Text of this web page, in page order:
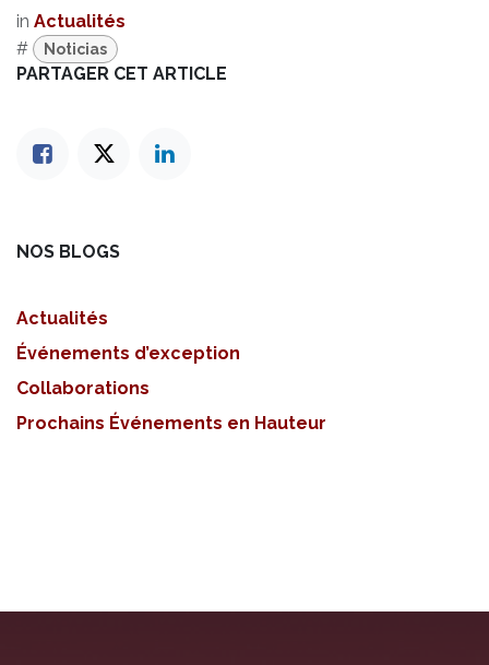
in Actualités
#
Noticias
PARTAGER CET ARTICLE
NOS BLOGS
Actualités
Événements d’exception
Collaborations
Prochains Événements en Hauteur